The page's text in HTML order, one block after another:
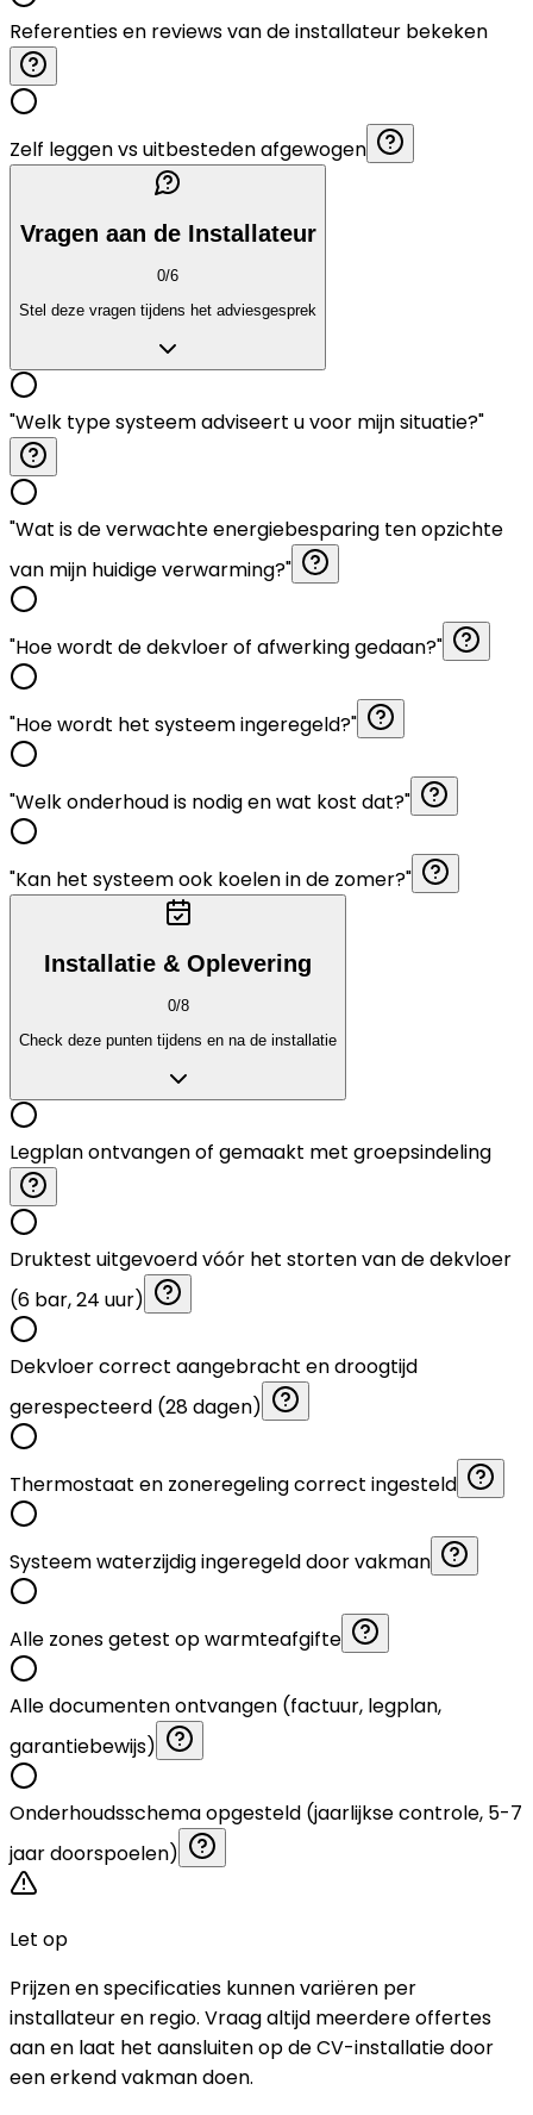
Referenties en reviews van de installateur bekeken
Zelf leggen vs uitbesteden afgewogen
Vragen aan de Installateur
0/6
Stel deze vragen tijdens het adviesgesprek
"Welk type systeem adviseert u voor mijn situatie?"
"Wat is de verwachte energiebesparing ten opzichte
van mijn huidige verwarming?"
"Hoe wordt de dekvloer of afwerking gedaan?"
"Hoe wordt het systeem ingeregeld?"
"Welk onderhoud is nodig en wat kost dat?"
"Kan het systeem ook koelen in de zomer?"
Installatie & Oplevering
0/8
Check deze punten tijdens en na de installatie
Legplan ontvangen of gemaakt met groepsindeling
Druktest uitgevoerd vóór het storten van de dekvloer
(6 bar, 24 uur)
Dekvloer correct aangebracht en droogtijd
gerespecteerd (28 dagen)
Thermostaat en zoneregeling correct ingesteld
Systeem waterzijdig ingeregeld door vakman
Alle zones getest op warmteafgifte
Alle documenten ontvangen (factuur, legplan,
garantiebewijs)
Onderhoudsschema opgesteld (jaarlijkse controle, 5-7
jaar doorspoelen)
Let op
Prijzen en specificaties kunnen variëren per
installateur en regio. Vraag altijd meerdere offertes
aan en laat het aansluiten op de CV-installatie door
een erkend vakman doen.